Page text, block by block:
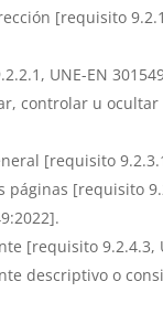
[requisito
UNE-EN
controlar u ocultar
[requisito
[requisito
[requisito 9.2.4.3,
descriptivo o